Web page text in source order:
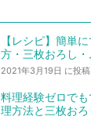
【レシピ】簡単
方・三枚おろし
2021年3月19日 に投
料理経験ゼロでも
理方法と三枚お